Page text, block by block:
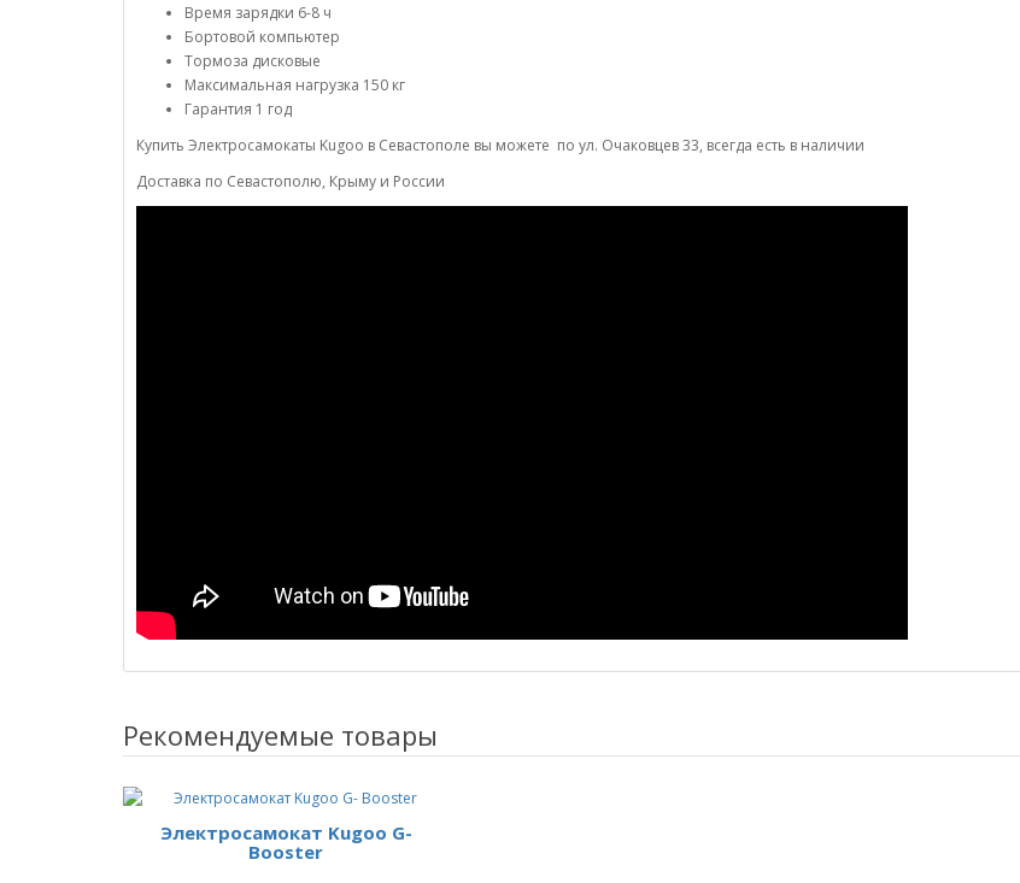
Время зарядки 6-8 ч
Бортовой компьютер
Тормоза дисковые
Максимальная нагрузка 150 кг
Гарантия 1 год
Купить Электросамокаты Kugoo в Севастополе вы можете по ул. Очаковцев 33, всегда есть в наличии
Доставка по Севастополю, Крыму и России
Рекомендуемые товары
Электросамокат Kugoo G-
Booster